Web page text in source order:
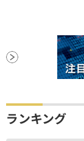
ランキング